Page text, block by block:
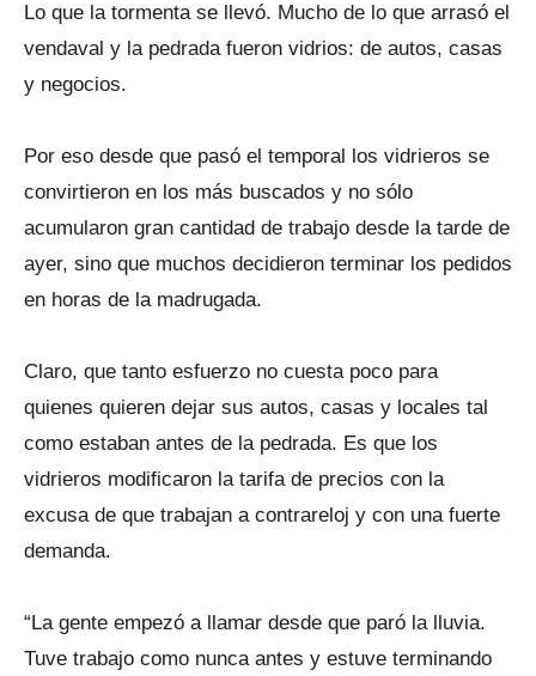
Lo que la tormenta se llevó. Mucho de lo que arrasó el
vendaval y la pedrada fueron vidrios: de autos, casas
y negocios.
Por eso desde que pasó el temporal los vidrieros se
convirtieron en los más buscados y no sólo
acumularon gran cantidad de trabajo desde la tarde de
ayer, sino que muchos decidieron terminar los pedidos
en horas de la madrugada.
Claro, que tanto esfuerzo no cuesta poco para
quienes quieren dejar sus autos, casas y locales tal
como estaban antes de la pedrada. Es que los
vidrieros modificaron la tarifa de precios con la
excusa de que trabajan a contrareloj y con una fuerte
demanda.
“La gente empezó a llamar desde que paró la lluvia.
Tuve trabajo como nunca antes y estuve terminando